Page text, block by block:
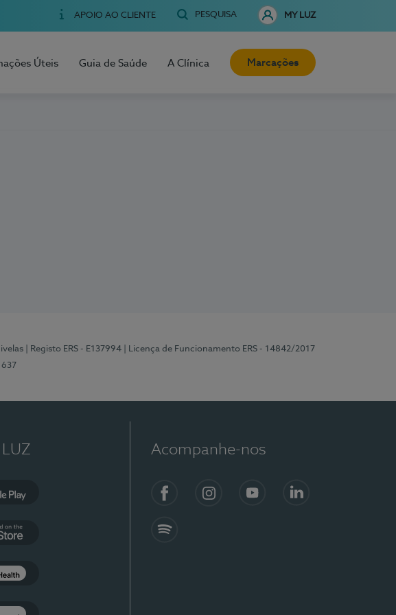
APOIO AO CLIENTE PESQUISA MY LUZ
Úteis Guia de Saúde A Clínica Marcações
| Registo ERS - E137994
| Licença de Funcionamento ERS - 14842/2017
637
Acompanhe-nos